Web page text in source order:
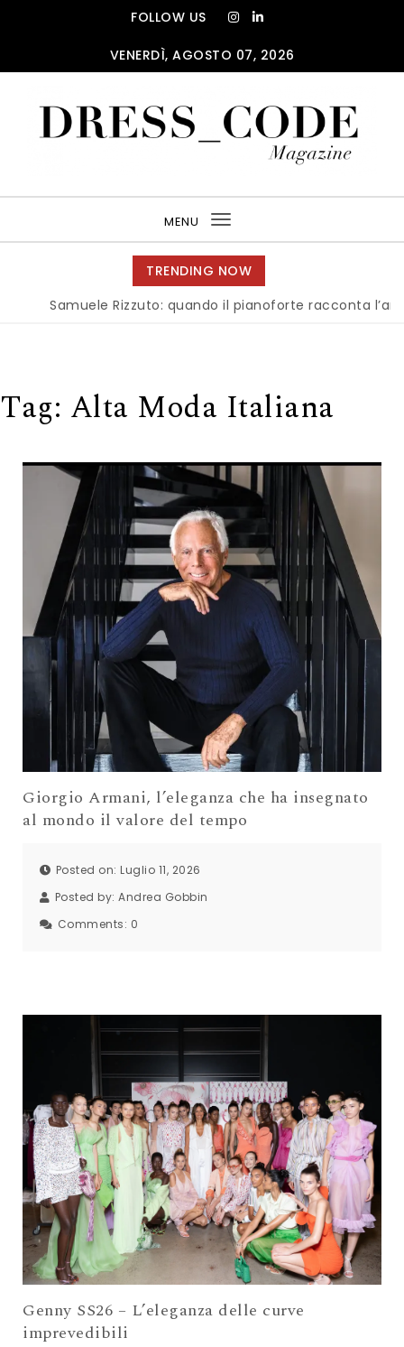
FOLLOW US
VENERDÌ, AGOSTO 07, 2026
MENU
Toggle
navigation
TRENDING NOW
Samuele Rizzuto: quando il pianoforte racconta l’anima
Tag: Alta Moda Italiana
Giorgio Armani, l’eleganza che ha insegnato
al mondo il valore del tempo
Posted on: Luglio 11, 2026
Posted by: Andrea Gobbin
Comments: 0
Genny SS26 – L’eleganza delle curve
imprevedibili